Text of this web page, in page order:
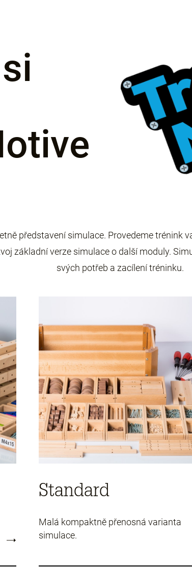
představení simulace. Provedeme trénink
základní verze simulace o další moduly.
svých potřeb a zacílení tréninku.
Standard
Malá kompaktně přenosná varianta
simulace.